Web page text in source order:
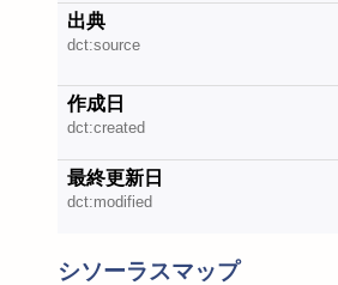
出典
dct:source
作成日
dct:created
最終更新日
dct:modified
シソーラスマップ